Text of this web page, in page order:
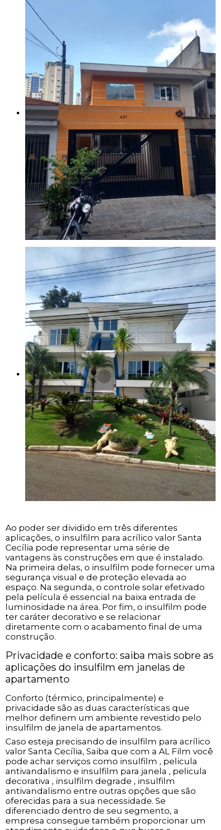
Ao poder ser dividido em três diferentes
aplicações, o insulfilm para acrílico valor Santa
Cecília pode representar uma série de
vantagens às construções em que é instalado.
Na primeira delas, o insulfilm pode fornecer uma
segurança visual e de proteção elevada ao
espaço. Na segunda, o controle solar efetivado
pela película é essencial na baixa entrada de
luminosidade na área. Por fim, o insulfilm pode
ter caráter decorativo e se relacionar
diretamente com o acabamento final de uma
construção.
Privacidade e conforto: saiba mais sobre as
aplicações do insulfilm em janelas de
apartamento
Conforto (térmico, principalmente) e
privacidade são as duas características que
melhor definem um ambiente revestido pelo
insulfilm de janela de apartamentos.
Caso esteja precisando de insulfilm para acrílico
valor Santa Cecília, Saiba que com a AL Film você
pode achar serviços como insulfilm , pelicula
antivandalismo e insulfilm para janela , pelicula
decorativa , insulfilm degrade , insulfilm
antivandalismo entre outras opções que são
oferecidas para a sua necessidade. Se
diferenciado dentro de seu segmento, a
empresa consegue também proporcionar um